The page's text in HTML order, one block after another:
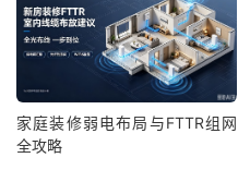
家庭装修弱电布局与FTTR组网
全攻略